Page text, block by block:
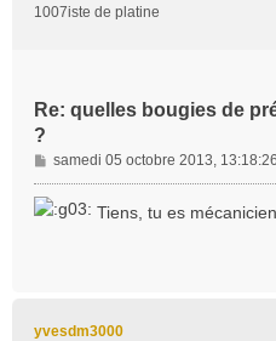
1007iste de platine
Re: quelles bougies de
?
M
e
s
samedi 05 octobre 2013, 13:18:26
Tiens, tu es
yvesdm3000